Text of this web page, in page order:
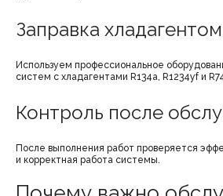
Заправка хладагентом
Используем профессиональное
систем с хладагентами R134a, R1234yf и
Контроль после
После выполнения работ проверяется
и корректная работа системы.